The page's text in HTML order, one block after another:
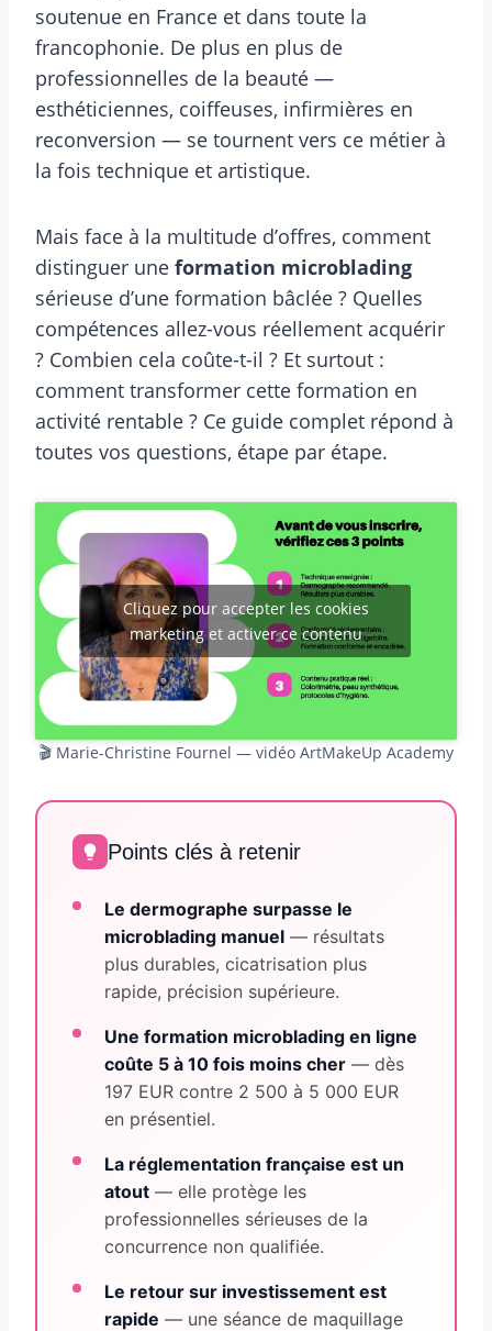
soutenue en France et dans toute la
francophonie. De plus en plus de
professionnelles de la beauté —
esthéticiennes, coiffeuses, infirmières en
reconversion — se tournent vers ce métier à
la fois technique et artistique.
Mais face à la multitude d’offres, comment
distinguer une formation microblading
sérieuse d’une formation bâclée ? Quelles
compétences allez-vous réellement acquérir
? Combien cela coûte-t-il ? Et surtout :
comment transformer cette formation en
activité rentable ? Ce guide complet répond à
toutes vos questions, étape par étape.
Cliquez pour accepter les cookies
marketing et activer ce contenu
🎬 Marie-Christine Fournel — vidéo ArtMakeUp Academy
Points clés à retenir
Le dermographe surpasse le
microblading manuel— résultats
plus durables, cicatrisation plus
rapide, précision supérieure.
Une formation microblading en ligne
coûte 5 à 10 fois moins cher— dès
197 EUR contre 2 500 à 5 000 EUR
en présentiel.
La réglementation française est un
atout— elle protège les
professionnelles sérieuses de la
concurrence non qualifiée.
Le retour sur investissement est
rapide — une séance de maquillage